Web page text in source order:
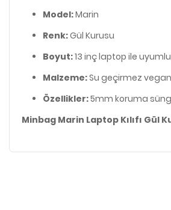
Model:Marin
Renk:Gül Kurusu
Boyut:13 inç laptop ile uyumlu
Malzeme:Su geçirmez
Özellikler:5mm koruma
Minbag Marin Laptop Kılıfı Gül